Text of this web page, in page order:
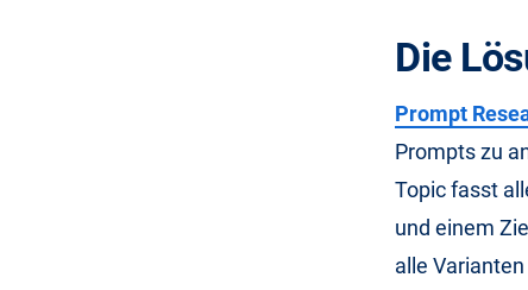
Die
Prompt
Prompts zu
Topic fasst
und einem
alle